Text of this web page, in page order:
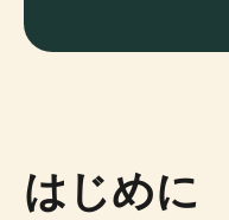
はじめに